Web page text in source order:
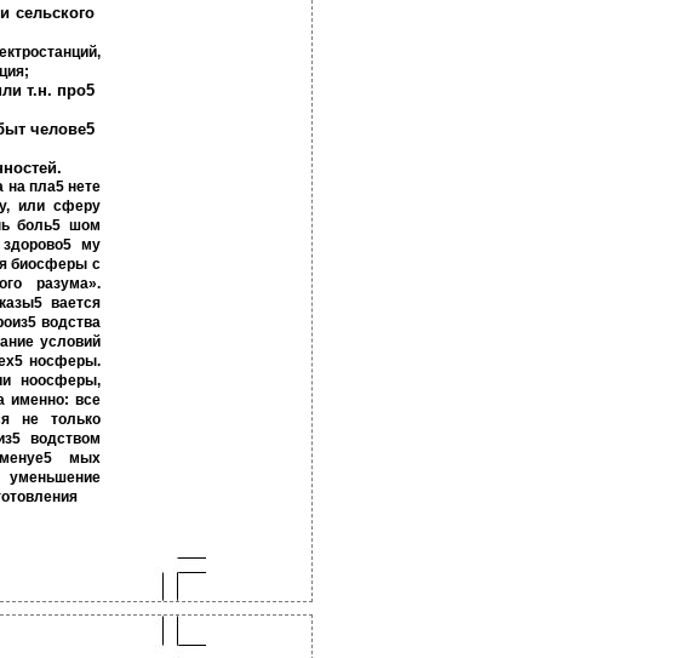
сельского
т.н. про5
челове5
на пла5 нете
или сферу
боль5 шом
му
биосферы с
разума».
вается
водства
условий
носферы.
ноосферы,
именно: все
не только
водством
мых